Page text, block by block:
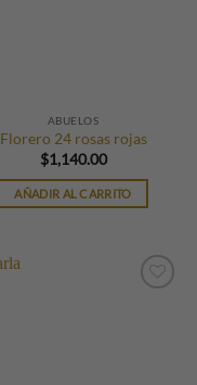
ABUELOS
Florero 24 rosas rojas
$1,140.00
AÑADIR AL CARRITO